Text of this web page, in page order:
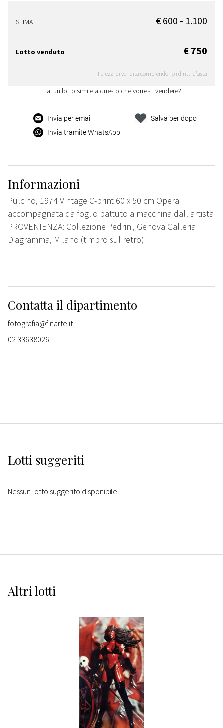
STIMA € 600 - 1.100
Lotto venduto € 750
I prezzi di vendita comprendono i diritti d'asta
Hai un lotto simile a questo che vorresti vendere?
Invia per email
Invia tramite WhatsApp
Salva per dopo
Informazioni
Pulcino, 1974 Vintage C-print 60 x 50 cm Opera
accompagnata da foglio battuto a macchina dall'artista
PROVENIENZA: Collezione Pedrini, Genova Galleria
Diagramma, Milano (timbro sul retro)
Contatta il dipartimento
fotografia@finarte.it
02 33638026
Lotti suggeriti
Nessun lotto suggerito disponibile.
Altrilotti